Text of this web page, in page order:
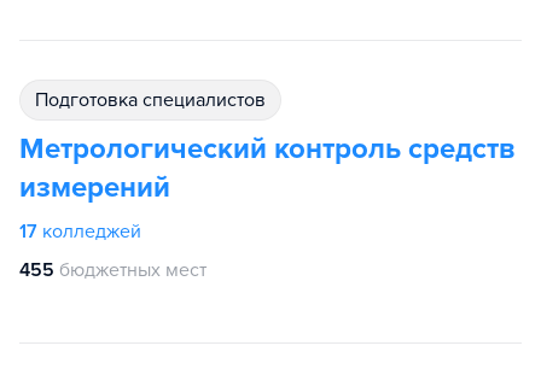
подготовка специалистов
Метрологический контроль средств
измерений
17 колледжей
455 бюджетных мест